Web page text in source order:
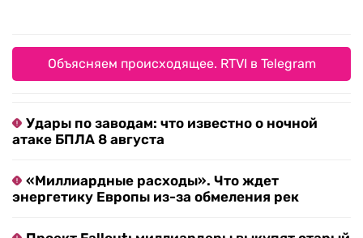
Объясняем происходящее. RTVI в Telegram
Удары по заводам: что известно о ночной
атаке БПЛА 8 августа
«Миллиардные расходы». Что ждет
энергетику Европы из-за обмеления рек